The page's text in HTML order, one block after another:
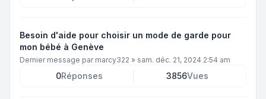
Besoin d'aide pour choisir un mode de garde pour
mon bébé à Genève
Dernier message par marcy322 » sam. déc. 21, 2024 2:54 am
0Réponses 3856Vues